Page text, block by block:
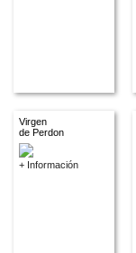
Virgen
de Perdon
+ Información